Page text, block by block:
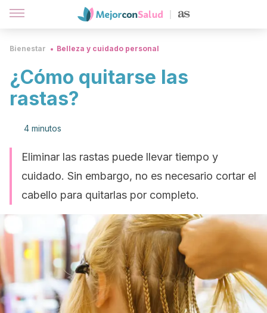
Bienestar Belleza y cuidado personal
¿Cómo quitarse las
rastas?
4 minutos
Eliminar las rastas puede llevar tiempo y
cuidado. Sin embargo, no es necesario cortar el
cabello para quitarlas por completo.